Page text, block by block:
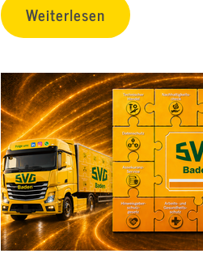
Weiterlesen